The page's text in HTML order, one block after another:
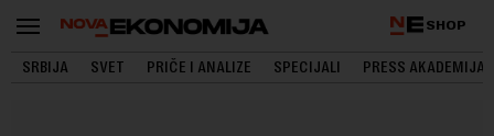
SHOP
SRBIJA SVET PRIČE I ANALIZE SPECIJALI PRESS AKADEMIJA